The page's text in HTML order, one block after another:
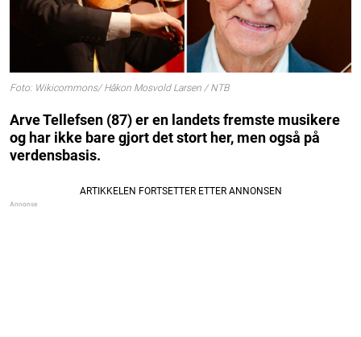
Foto: Wikicommons/ Håkon Mosvold Larsen / NTB
Arve Tellefsen (87) er en landets fremste musikere
og har ikke bare gjort det stort her, men også på
verdensbasis.